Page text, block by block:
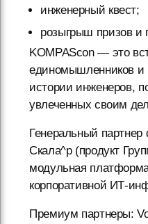
инженерный квест;
розыгрыш призов и
KOMPAScon — это
единомышленников
истории инженеров,
увлеченных своим
Генеральный
Скала^р (продукт
модульная
корпоративной ИТ-
Премиум партнеры: